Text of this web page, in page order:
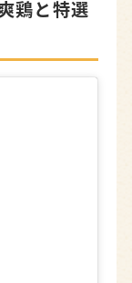
鶏と特選